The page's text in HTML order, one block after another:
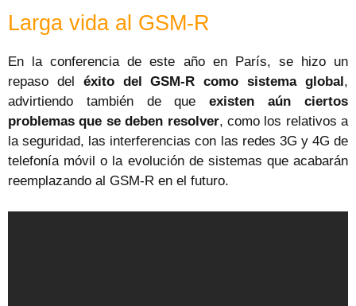
Larga vida al GSM-R
En la conferencia de este año en París, se hizo un
repaso del éxito del GSM-R como sistema global ,
advirtiendo también de queexisten aún ciertos
problemas que se deben resolver, como los relativos a
la seguridad, las interferencias con las redes 3G y 4G de
telefonía móvil o la evolución de sistemas que acabarán
reemplazando al GSM-R en el futuro.